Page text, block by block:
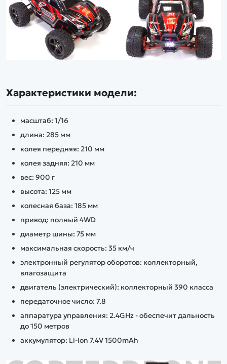
Характеристики модели:
масштаб: 1/16
длина: 285 мм
колея передняя: 210 мм
колея задняя: 210 мм
вес: 900 г
высота: 125 мм
колесная база: 185 мм
привод: полный 4WD
диаметр шины: 75 мм
максимальная скорость: 35 км/ч
электронный регулятор оборотов: коллекторный,
влагозащита
двигатель (электрический): коллекторный 390 класса
передаточное число: 7.8
аппаратура управления: 2.4GHz - обеспечит дальность
до 150 метров
аккумулятор: Li-Ion 7.4V 1500mAh